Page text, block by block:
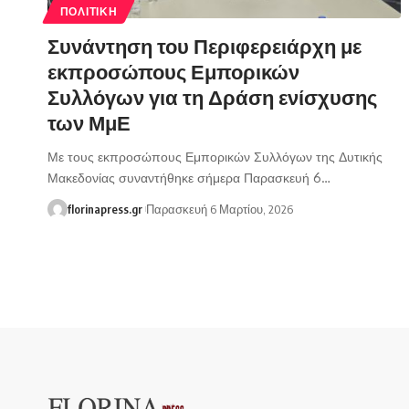
ΠΟΛΙΤΙΚΉ
Συνάντηση του Περιφερειάρχη με
εκπροσώπους Εμπορικών
Συλλόγων για τη Δράση ενίσχυσης
των ΜμΕ
Με τους εκπροσώπους Εμπορικών Συλλόγων της Δυτικής
Μακεδονίας συναντήθηκε σήμερα Παρασκευή 6…
florinapress.gr Παρασκευή 6 Μαρτίου, 2026